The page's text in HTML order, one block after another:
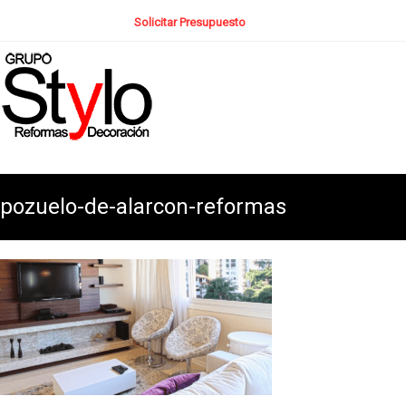
Solicitar Presupuesto
pozuelo-de-alarcon-reformas